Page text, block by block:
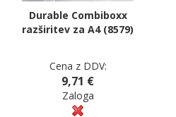
Durable Combiboxx
razširitev za A4 (8579)
Cena z DDV:
9,71 €
Zaloga